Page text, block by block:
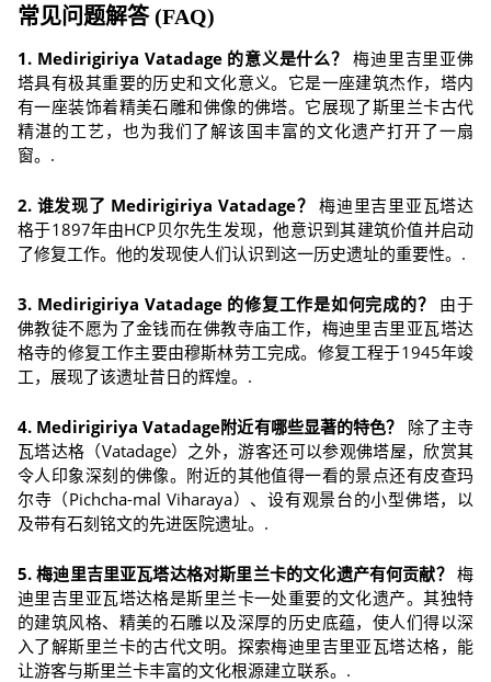
常见问题解答 (FAQ)
1. Medirigiriya Vatadage 的意义是什么？ 梅迪里吉里亚佛
塔具有极其重要的历史和文化意义。它是一座建筑杰作，塔内
有一座装饰着精美石雕和佛像的佛塔。它展现了斯里兰卡古代
精湛的工艺，也为我们了解该国丰富的文化遗产打开了一扇
窗。.
2. 谁发现了 Medirigiriya Vatadage？ 梅迪里吉里亚瓦塔达
格于1897年由HCP贝尔先生发现，他意识到其建筑价值并启动
了修复工作。他的发现使人们认识到这一历史遗址的重要性。.
3. Medirigiriya Vatadage 的修复工作是如何完成的？
由于
佛教徒不愿为了金钱而在佛教寺庙工作，梅迪里吉里亚瓦塔达
格寺的修复工作主要由穆斯林劳工完成。修复工程于1945年竣
工，展现了该遗址昔日的辉煌。.
4. Medirigiriya Vatadage附近有哪些显著的特色？
除了主寺
瓦塔达格（Vatadage）之外，游客还可以参观佛塔屋，欣赏其
令人印象深刻的佛像。附近的其他值得一看的景点还有皮查玛
尔寺（Pichcha-mal Viharaya）、设有观景台的小型佛塔，以
及带有石刻铭文的先进医院遗址。.
5. 梅迪里吉里亚瓦塔达格对斯里兰卡的文化遗产有何贡献？ 梅
迪里吉里亚瓦塔达格是斯里兰卡一处重要的文化遗产。其独特
的建筑风格、精美的石雕以及深厚的历史底蕴，使人们得以深
入了解斯里兰卡的古代文明。探索梅迪里吉里亚瓦塔达格，能
让游客与斯里兰卡丰富的文化根源建立联系。.